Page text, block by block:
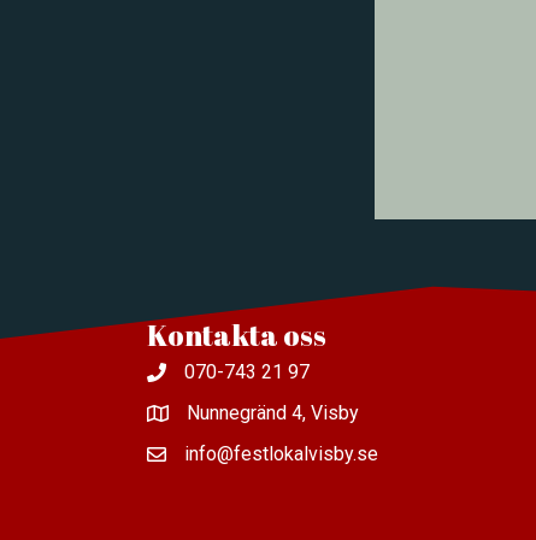
Kontakta oss
070-743 21 97
Nunnegränd 4, Visby
info@festlokalvisby.se